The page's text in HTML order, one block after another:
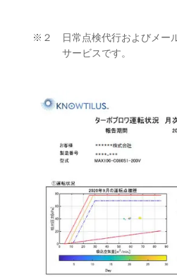
※２
日常点検代行およびメー
サービスです。